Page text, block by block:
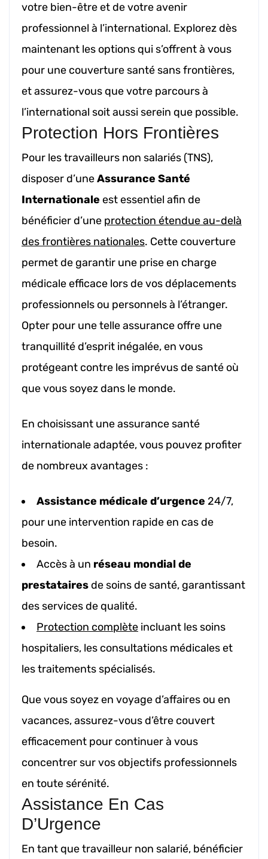
votre bien-être et de votre avenir
professionnel à l’international. Explorez dès
maintenant les options qui s’offrent à vous
pour une couverture santé sans frontières,
et assurez-vous que votre parcours à
l’international soit aussi serein que possible.
Protection Hors Frontières
Pour les travailleurs non salariés (TNS),
disposer d’uneAssurance Santé
Internationale est essentiel afin de
bénéficier d’une protection étendue au-delà
des frontières nationales. Cette couverture
permet de garantir une prise en charge
médicale efficace lors de vos déplacements
professionnels ou personnels à l’étranger.
Opter pour une telle assurance offre une
tranquillité d’esprit inégalée, en vous
protégeant contre les imprévus de santé où
que vous soyez dans le monde.
En choisissant une assurance santé
internationale adaptée, vous pouvez profiter
de nombreux avantages :
Assistance médicale d’urgence 24/7,
pour une intervention rapide en cas de
besoin.
Accès à un réseau mondial de
prestatairesde soins de santé, garantissant
des services de qualité.
Protection complète incluant les soins
hospitaliers, les consultations médicales et
les traitements spécialisés.
Que vous soyez en voyage d’affaires ou en
vacances, assurez-vous d’être couvert
efficacement pour continuer à vous
concentrer sur vos objectifs professionnels
en toute sérénité.
Assistance En Cas
D’Urgence
En tant que travailleur non salarié, bénéficier